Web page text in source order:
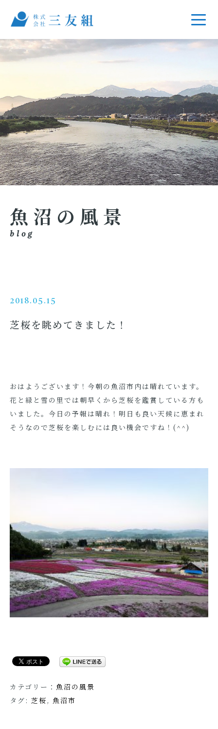
魚沼の風景
blog
2018.05.15
芝桜を眺めてきました！
おはようございます！今朝の魚沼市内は晴れています。
花と緑と雪の里では朝早くから芝桜を鑑賞している方も
いました。今日の予報は晴れ！明日も良い天候に恵まれ
そうなので芝桜を楽しむには良い機会ですね！(^^)
カテゴリー： 魚沼の風景
タグ: 芝桜, 魚沼市